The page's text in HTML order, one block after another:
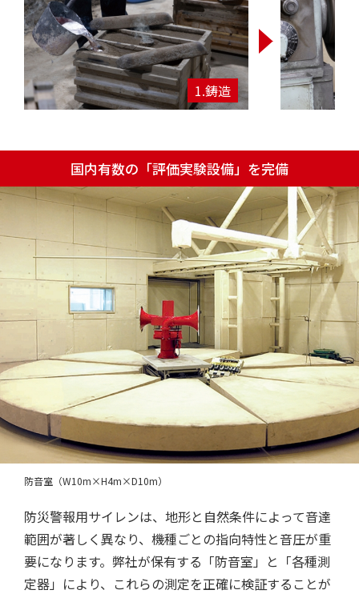
鋳造
国内有数の「評価実験設備」を完備
防音室（W10m×H4m×D10m）
防災警報用サイレンは、地形と自然条件によって音達
範囲が著しく異なり、機種ごとの指向特性と音圧が重
要になります。弊社が保有する「防音室」と「各種測
定器」により、これらの測定を正確に検証することが